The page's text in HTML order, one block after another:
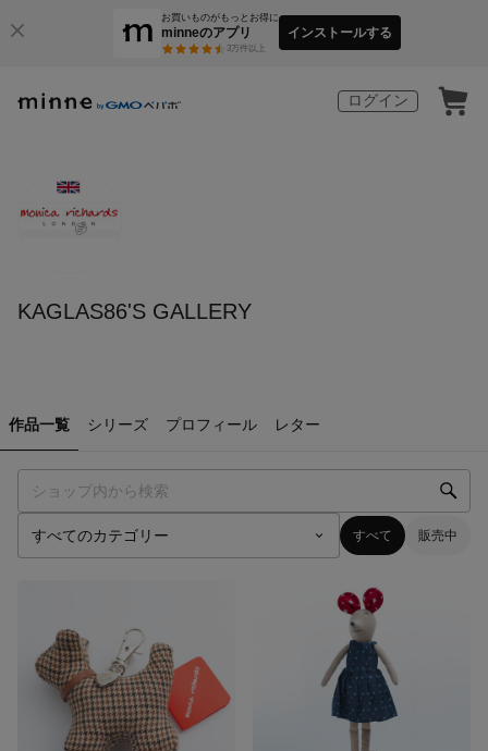
お買いものがもっとお得に
minneのアプリ
3万件以上
インストールする
ログイン
KAGLAS86'S GALLERY
作品一覧 シリーズ プロフィール レター
すべて 販売中